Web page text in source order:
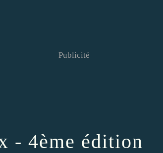
Publicité
- 4ème édition